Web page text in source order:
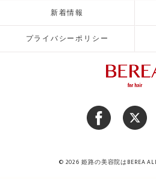
新着情報
プライバシーポリシー
© 2026 姫路の美容院はBEREA